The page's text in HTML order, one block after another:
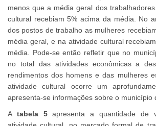
menos que a média geral dos
cultural recebiam 5% acima da média. No
dos postos de trabalho as mulheres
média geral, e na atividade cultural
média. Pode-se então refletir que no
no total das atividades econômicas a
rendimentos dos homens e das mulheres
atividade cultural ocorre um
apresenta-se informações sobre o município
A tabela 5apresenta a quantidade de